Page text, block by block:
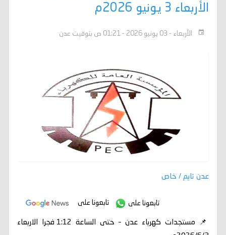
الأربعاء 3 يونيو 2026م
الأربعاء - 03 يونيو 2026 - 01:21 ص بتوقيت عدن
عدن تايم / خاص
تابعونا على تابعونا على
📌 مستجدات كهرباء عدن – حتى الساعة 1:12 فجرا الاربعاء